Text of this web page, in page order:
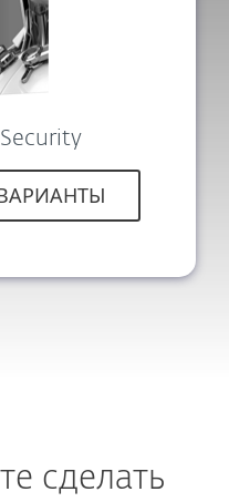
Security
сделать